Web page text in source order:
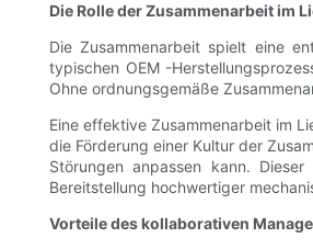
Die Rolle der Zusammenarbeit im
Die Zusammenarbeit spielt eine
typischen OEM -
Ohne ordnungsgemäße
Eine effektive Zusammenarbeit im
die Förderung einer Kultur der
Störungen anpassen kann.
Bereitstellung hochwertiger
Vorteile des kollaborativen